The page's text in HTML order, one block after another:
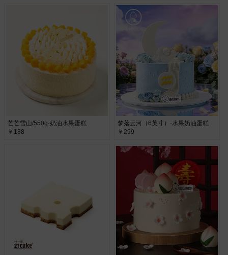
芒芒雪山/550g·奶油水果蛋糕
￥188
梦落云河（6英寸）·水果奶油蛋糕
￥299